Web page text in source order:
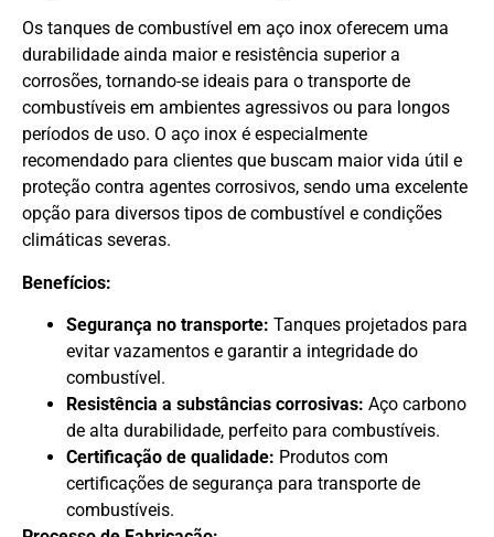
Os tanques de combustível em aço inox oferecem uma
durabilidade ainda maior e resistência superior a
corrosões, tornando-se ideais para o transporte de
combustíveis em ambientes agressivos ou para longos
períodos de uso. O aço inox é especialmente
recomendado para clientes que buscam maior vida útil e
proteção contra agentes corrosivos, sendo uma excelente
opção para diversos tipos de combustível e condições
climáticas severas.
Benefícios:
Segurança no transporte: Tanques projetados para
evitar vazamentos e garantir a integridade do
combustível.
Resistência a substâncias corrosivas: Aço carbono
de alta durabilidade, perfeito para combustíveis.
Certificação de qualidade: Produtos com
certificações de segurança para transporte de
combustíveis.